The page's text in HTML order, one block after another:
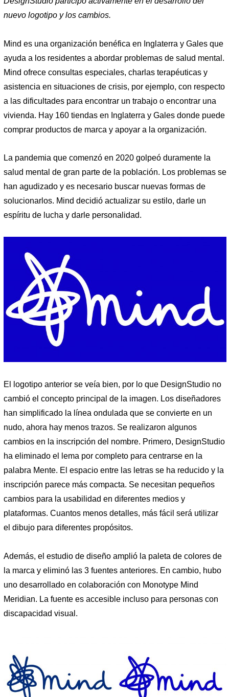
nuevo logotipo y los cambios.
Mind es una organización benéfica en Inglaterra y Gales que
ayuda a los residentes a abordar problemas de salud mental.
Mind ofrece consultas especiales, charlas terapéuticas y
asistencia en situaciones de crisis, por ejemplo, con respecto
a las dificultades para encontrar un trabajo o encontrar una
vivienda. Hay 160 tiendas en Inglaterra y Gales donde puede
comprar productos de marca y apoyar a la organización.
La pandemia que comenzó en 2020 golpeó duramente la
salud mental de gran parte de la población. Los problemas se
han agudizado y es necesario buscar nuevas formas de
solucionarlos. Mind decidió actualizar su estilo, darle un
espíritu de lucha y darle personalidad.
El logotipo anterior se veía bien, por lo que DesignStudio no
cambió el concepto principal de la imagen. Los diseñadores
han simplificado la línea ondulada que se convierte en un
nudo, ahora hay menos trazos. Se realizaron algunos
cambios en la inscripción del nombre. Primero, DesignStudio
ha eliminado el lema por completo para centrarse en la
palabra Mente. El espacio entre las letras se ha reducido y la
inscripción parece más compacta. Se necesitan pequeños
cambios para la usabilidad en diferentes medios y
plataformas. Cuantos menos detalles, más fácil será utilizar
el dibujo para diferentes propósitos.
Además, el estudio de diseño amplió la paleta de colores de
la marca y eliminó las 3 fuentes anteriores. En cambio, hubo
uno desarrollado en colaboración con Monotype Mind
Meridian. La fuente es accesible incluso para personas con
discapacidad visual.